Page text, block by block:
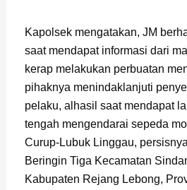
Kapolsek mengatakan, JM
saat mendapat informasi dari
kerap melakukan perbuatan
pihaknya menindaklanjuti
pelaku, alhasil saat mendapat
tengah mengendarai sepeda
Curup-Lubuk Linggau,
Beringin Tiga Kecamatan
Kabupaten Rejang Lebong,